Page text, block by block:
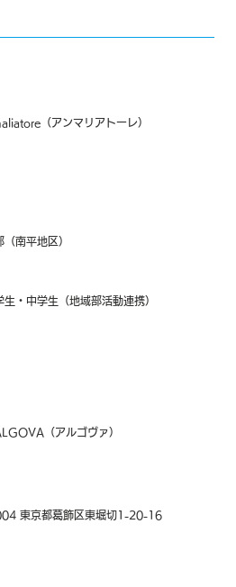
（アンマリアトーレ）
南平地区）
生・中学生（地域部活動連携）
（アルゴヴァ）
東京都葛飾区東堀切1-20-16